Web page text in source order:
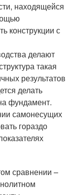
находящейся
конструкции с
делают
такая
результатов
делать
фундамент.
самонесущих
гораздо
сравнении –